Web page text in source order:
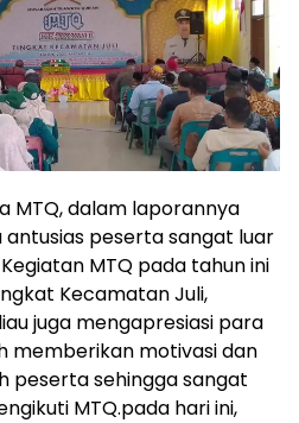
MTQ, dalam laporannya
peserta sangat luar
MTQ pada tahun ini
Kecamatan Juli,
juga mengapresiasi para
memberikan motivasi dan
peserta sehingga sangat
MTQ.pada hari ini,